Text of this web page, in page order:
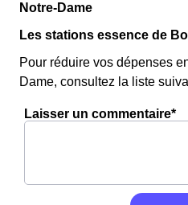
Notre-Dame
Les stations essence de
Pour réduire vos dépenses
Dame, consultez la liste
Laisser un commentaire*